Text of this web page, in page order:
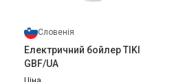
Словенія
Електричний бойлер TIKI
GBF/UA